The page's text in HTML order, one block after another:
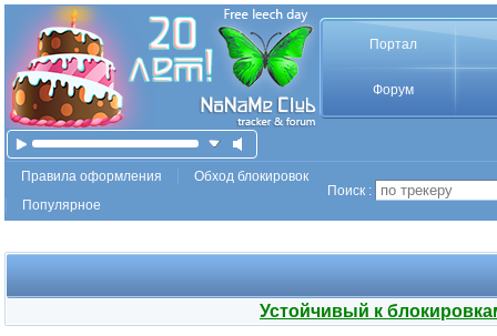
Портал
Форум
Правила оформления
Обход блокировок
Популярное
Поиск :
Устойчивый к